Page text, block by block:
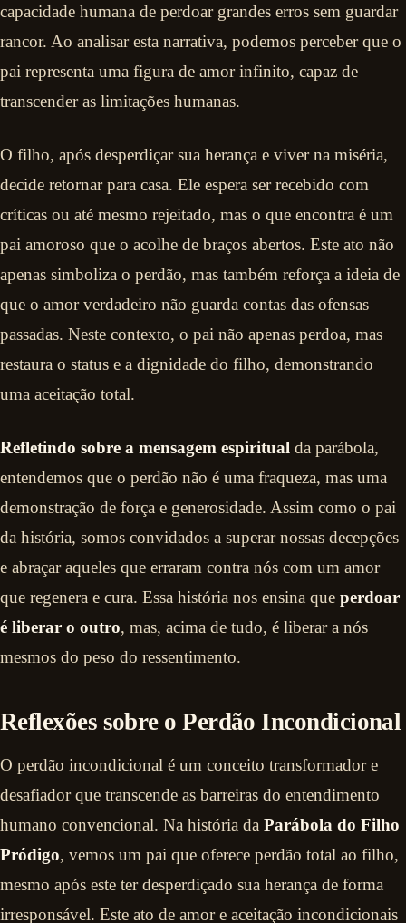
capacidade humana de perdoar grandes erros sem guardar
rancor. Ao analisar esta narrativa, podemos perceber que o
pai representa uma figura de amor infinito, capaz de
transcender as limitações humanas.
O filho, após desperdiçar sua herança e viver na miséria,
decide retornar para casa. Ele espera ser recebido com
críticas ou até mesmo rejeitado, mas o que encontra é um
pai amoroso que o acolhe de braços abertos. Este ato não
apenas simboliza o perdão, mas também reforça a ideia de
que o amor verdadeiro não guarda contas das ofensas
passadas. Neste contexto, o pai não apenas perdoa, mas
restaura o status e a dignidade do filho, demonstrando
uma aceitação total.
Refletindo sobre a mensagem espiritual da parábola,
entendemos que o perdão não é uma fraqueza, mas uma
demonstração de força e generosidade. Assim como o pai
da história, somos convidados a superar nossas decepções
e abraçar aqueles que erraram contra nós com um amor
que regenera e cura. Essa história nos ensina que perdoar
é liberar o outro, mas, acima de tudo, é liberar a nós
mesmos do peso do ressentimento.
Reflexões sobre o Perdão Incondicional
O perdão incondicional é um conceito transformador e
desafiador que transcende as barreiras do entendimento
humano convencional. Na história da Parábola do Filho
Pródigo, vemos um pai que oferece perdão total ao filho,
mesmo após este ter desperdiçado sua herança de forma
irresponsável. Este ato de amor e aceitação incondicionais